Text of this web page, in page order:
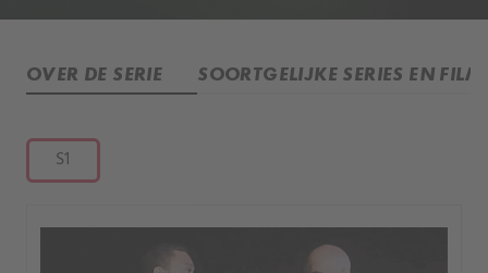
OVER DE SERIE SOORTGELIJKE SERIES EN
S1